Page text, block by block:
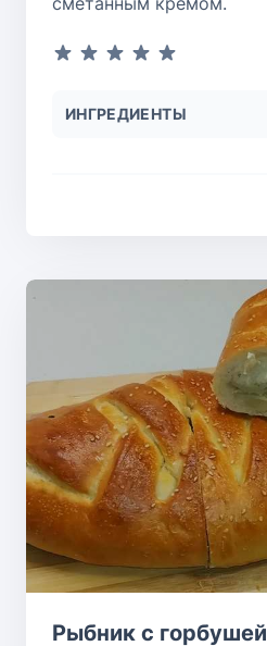
ИНГРЕДИЕНТЫ
Рыбник с горбушей